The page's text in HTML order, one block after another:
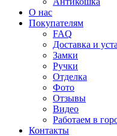
О нас
Покупателям
FAQ
Доставка и
Замки
Ручки
Отделка
Фото
Отзывы
Видео
Работаем в
Контакты